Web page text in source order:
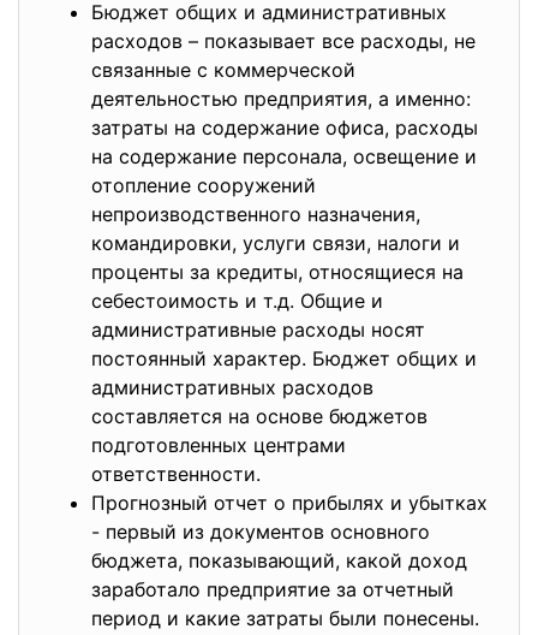
Бюджет общих и административных
расходов – показывает все расходы, не
связанные с коммерческой
деятельностью предприятия, а именно:
затраты на содержание офиса, расходы
на содержание персонала, освещение и
отопление сооружений
непроизводственного назначения,
командировки, услуги связи, налоги и
проценты за кредиты, относящиеся на
себестоимость и т.д. Общие и
административные расходы носят
постоянный характер. Бюджет общих и
административных расходов
составляется на основе бюджетов
подготовленных центрами
ответственности.
Прогнозный отчет о прибылях и убытках
- первый из документов основного
бюджета, показывающий, какой доход
заработало предприятие за отчетный
период и какие затраты были понесены.